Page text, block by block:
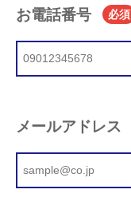
お電話番号 必須
メールアドレス